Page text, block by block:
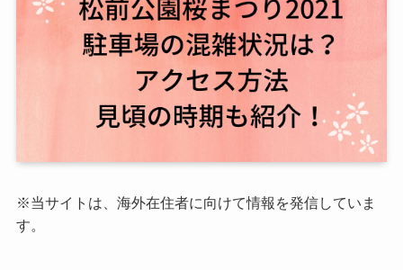
※当サイトは、海外在住者に向けて情報を発信していま
す。